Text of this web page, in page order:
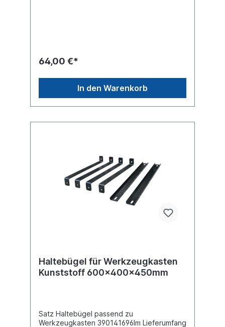
64,00 €*
In den Warenkorb
Haltebügel für Werkzeugkasten
Kunststoff 600x400x450mm
Satz Haltebügel passend zu
Werkzeugkasten 390141696Im Lieferumfang